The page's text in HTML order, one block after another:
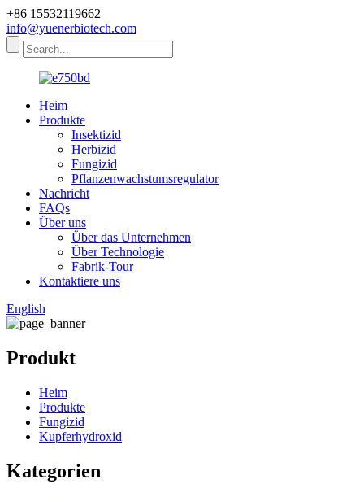
+86 15532119662
info@yuenerbiotech.com
Heim
Produkte
Insektizid
Herbizid
Fungizid
Pflanzenwachstumsregulator
Nachricht
FAQs
Über uns
Über das Unternehmen
Über Technologie
Fabrik-Tour
Kontaktiere uns
English
Produkt
Heim
Produkte
Fungizid
Kupferhydroxid
Kategorien